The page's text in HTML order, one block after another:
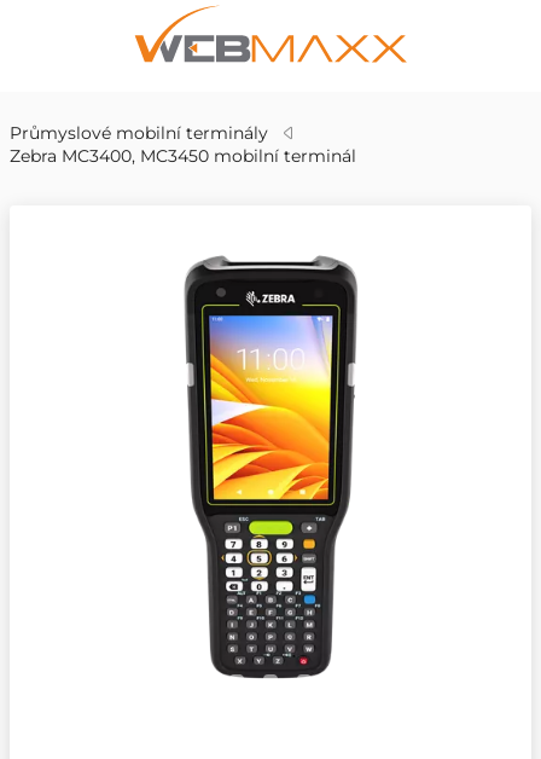
Průmyslové mobilní terminály
Zebra MC3400, MC3450 mobilní terminál